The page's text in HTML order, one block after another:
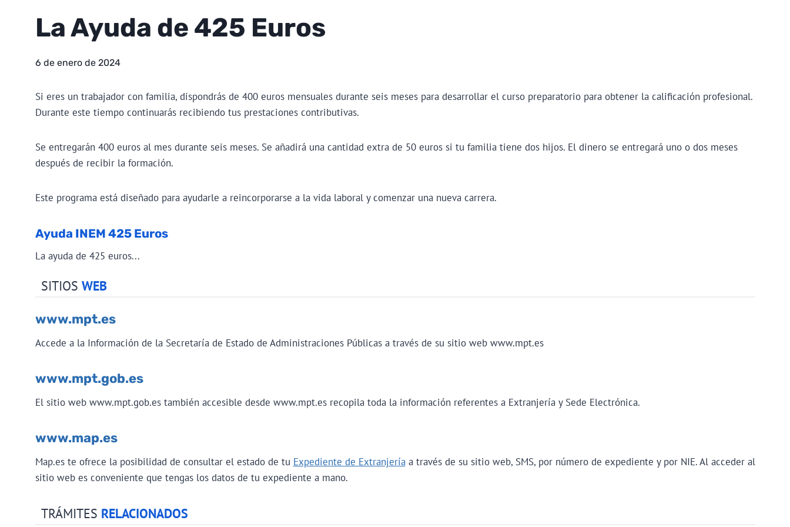
La Ayuda de 425 Euros
6 de enero de 2024
Si eres un trabajador con familia, dispondrás de 400 euros mensuales durante seis meses para desarrollar el curso preparatorio para obtener la calificación profesional.
Durante este tiempo continuarás recibiendo tus prestaciones contributivas.
Se entregarán 400 euros al mes durante seis meses. Se añadirá una cantidad extra de 50 euros si tu familia tiene dos hijos. El dinero se entregará uno o dos meses
después de recibir la formación.
Este programa está diseñado para ayudarle a reincorporarse a la vida laboral y comenzar una nueva carrera.
Ayuda INEM 425 Euros
La ayuda de 425 euros...
SITIOS WEB
www.mpt.es
Accede a la Información de la Secretaría de Estado de Administraciones Públicas a través de su sitio web www.mpt.es
www.mpt.gob.es
El sitio web www.mpt.gob.es también accesible desde www.mpt.es recopila toda la información referentes a Extranjería y Sede Electrónica.
www.map.es
Map.es te ofrece la posibilidad de consultar el estado de tu Expediente de Extranjeríaa través de su sitio web, SMS, por número de expediente y por NIE. Al acceder al
sitio web es conveniente que tengas los datos de tu expediente a mano.
TRÁMITES RELACIONADOS